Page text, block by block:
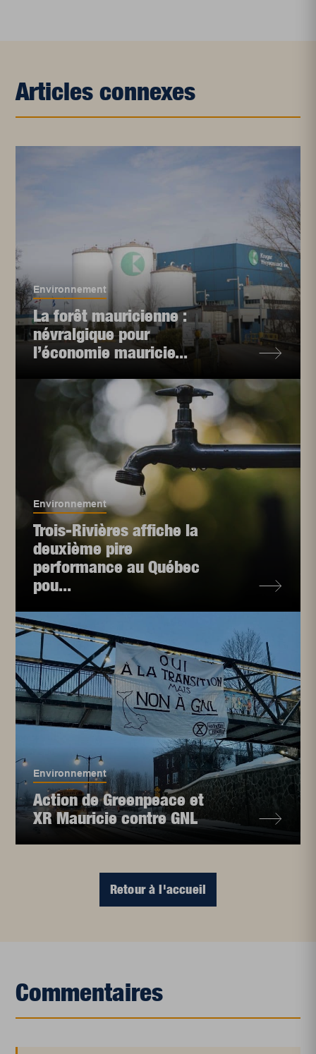
Articles connexes
Environnement
La forêt mauricienne :
névralgique pour
l’économie mauricie...
Environnement
Trois-Rivières affiche la
deuxième pire
performance au Québec
pou...
Environnement
Action de Greenpeace et
XR Mauricie contre GNL
Retour à l'accueil
Commentaires